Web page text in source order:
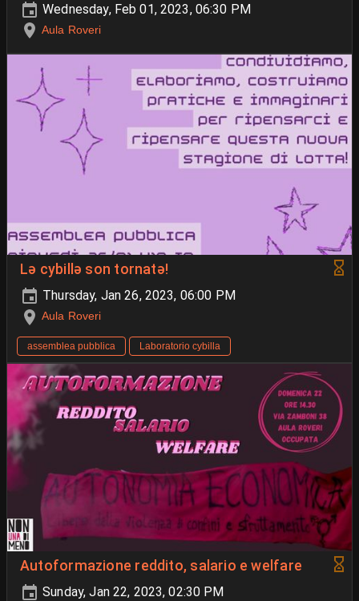
Wednesday, Feb 01, 2023, 06:30 PM
Aula Roveri
Lə cybillə son tornatə!
Thursday, Jan 26, 2023, 06:00 PM
Aula Roveri
assemblea pubblica Laboratorio cybilla
Autoformazione reddito, salario e welfare
Sunday, Jan 22, 2023, 02:30 PM